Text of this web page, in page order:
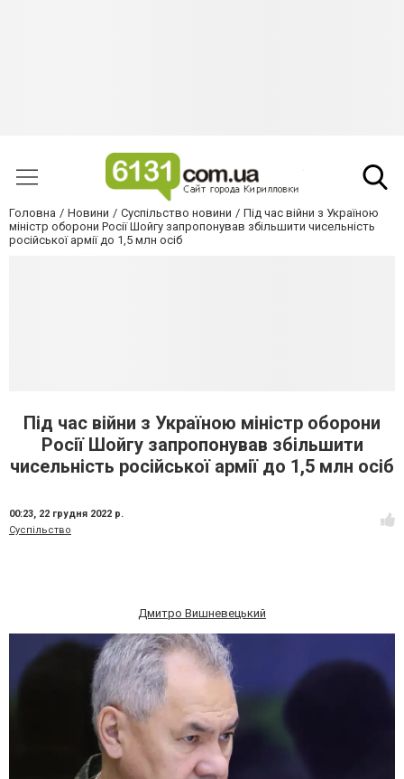
Головна Новини Суспільство новини
Під час війни з Україною
міністр оборони Росії Шойгу запропонував збільшити чисельність
російської армії до 1,5 млн осіб
Під час війни з Україною міністр оборони
Росії Шойгу запропонував збільшити
чисельність російської армії до 1,5 млн осіб
00:23, 22 грудня 2022 р.
Суспільство
Дмитро Вишневецький